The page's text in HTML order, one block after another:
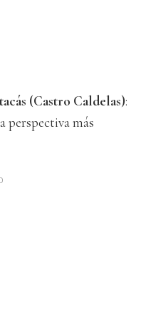
(Castro Caldelas):
perspectiva más